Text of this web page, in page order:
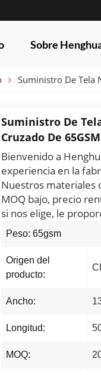
Sobre
Suministro De Tela
Suministro De
Cruzado De 65GSM
Bienvenido a
experiencia en la
Nuestros materiales
MOQ bajo, precio
si nos elige, le
Peso: 65gsm
Origen del
producto:
Ancho:
Longitud:
MOQ: